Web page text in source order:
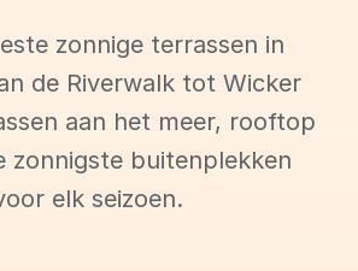
zonnige terrassen in
de Riverwalk tot Wicker
aan het meer, rooftop
zonnigste buitenplekken
elk seizoen.